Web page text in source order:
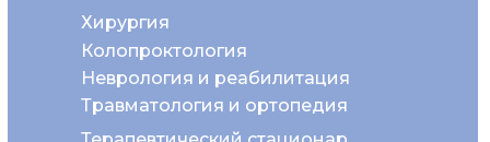
Неврология и реабилитация
Колопроктология
Хирургия
Травматология и ортопедия